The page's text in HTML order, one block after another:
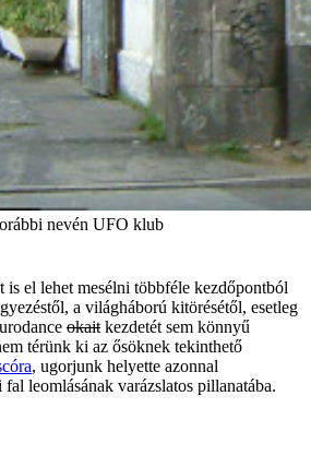
nevén UFO klub
is el lehet mesélni többféle kezdőpontból
a világháború kitörésétől, esetleg
okait kezdetét sem könnyű
térünk ki az ősöknek tekinthető
, ugorjunk helyette azonnal
leomlásának varázslatos pillanatába.